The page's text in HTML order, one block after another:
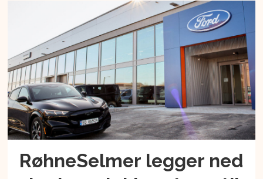
RøhneSelmer legger ned